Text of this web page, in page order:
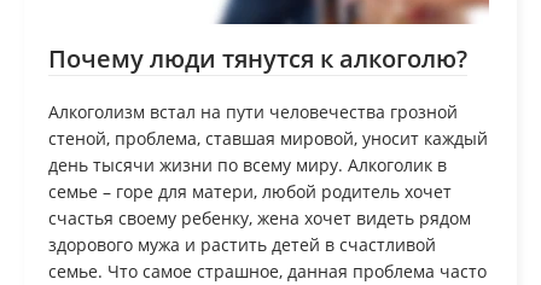
Почему люди тянутся к алкоголю?
Алкоголизм встал на пути человечества грозной
стеной, проблема, ставшая мировой, уносит каждый
день тысячи жизни по всему миру. Алкоголик в
семье – горе для матери, любой родитель хочет
счастья своему ребенку, жена хочет видеть рядом
здорового мужа и растить детей в счастливой
семье. Что самое страшное, данная проблема часто